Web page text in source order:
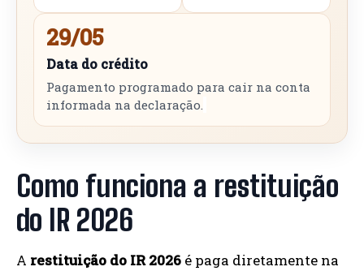
29/05
Data do crédito
Pagamento programado para cair na conta
informada na declaração.
Como funciona a restituição
do IR 2026
A restituição do IR 2026 é paga diretamente na